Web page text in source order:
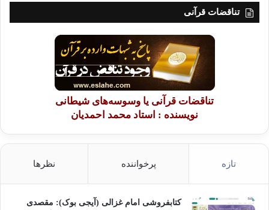
تناقضات قرآنی
تناقضات قرآنی یا وسوسه‌های شیطانی
نویسنده : استاد محمد احمدیان
تازه پرخواننده نظرها
کتابفروشی امام غزالی (آیجی بوک): مقصدی